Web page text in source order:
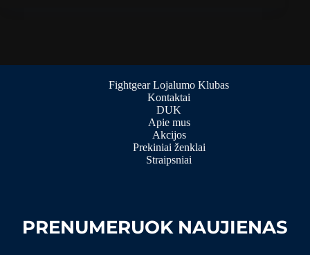
Fightgear Lojalumo Klubas
Kontaktai
DUK
Apie mus
Akcijos
Prekiniai ženklai
Straipsniai
PRENUMERUOK NAUJIENAS